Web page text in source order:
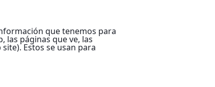
que tenemos para
las páginas que ve, las
Estos se usan para